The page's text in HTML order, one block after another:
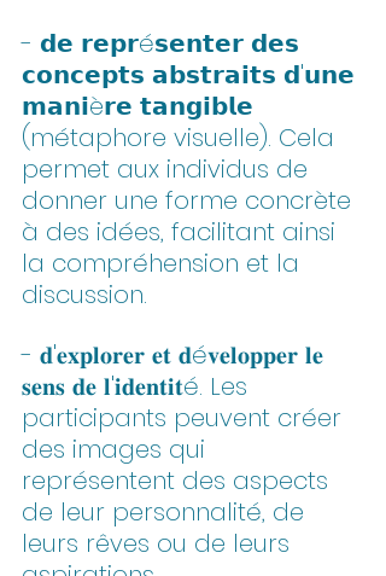
- 𝗱𝗲 𝗿𝗲𝗽𝗿é𝘀𝗲𝗻𝘁𝗲𝗿 𝗱𝗲𝘀
𝗰𝗼𝗻𝗰𝗲𝗽𝘁𝘀 𝗮𝗯𝘀𝘁𝗿𝗮𝗶𝘁𝘀 𝗱'𝘂𝗻𝗲
𝗺𝗮𝗻𝗶è𝗿𝗲 𝘁𝗮𝗻𝗴𝗶𝗯𝗹𝗲
(métaphore visuelle). Cela
permet aux individus de
donner une forme concrète
à des idées, facilitant ainsi
la compréhension et la
discussion.
- 𝐝'𝐞𝐱𝐩𝐥𝐨𝐫𝐞𝐫 𝐞𝐭 𝐝é𝐯𝐞𝐥𝐨𝐩𝐩𝐞𝐫 𝐥𝐞
𝐬𝐞𝐧𝐬 𝐝𝐞 𝐥'𝐢𝐝𝐞𝐧𝐭𝐢𝐭é. Les
participants peuvent créer
des images qui
représentent des aspects
de leur personnalité, de
leurs rêves ou de leurs